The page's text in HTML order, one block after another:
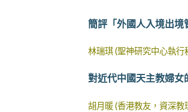
簡評「外國人入境出境
林瑞琪 (聖神研究中心執行
對近代中國天主教婦女
胡月暖 (香港教友，資深教